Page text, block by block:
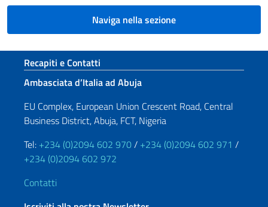
Naviga nella sezione
Sezione footer
Recapiti e Contatti
Ambasciata d’Italia ad Abuja
EU Complex, European Union Crescent Road, Central
Business District, Abuja, FCT, Nigeria
Tel: +234 (0)2094 602 970/ +234 (0)2094 602 971 /
+234 (0)2094 602 972
Contatti